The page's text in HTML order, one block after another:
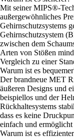
Mit seiner MIPS®-
außergewöhnliches
Gehirnschutzsystems
Gehirnschutzsystem
zwischen dem
Arten von Stößen
Vergleich zu einer
Warum ist es
Der brandneue MET
äußeren Designs und
beispiellos und der
Rückhaltesystems
dass es keine
einfach und ermöglicht
Warum ist es